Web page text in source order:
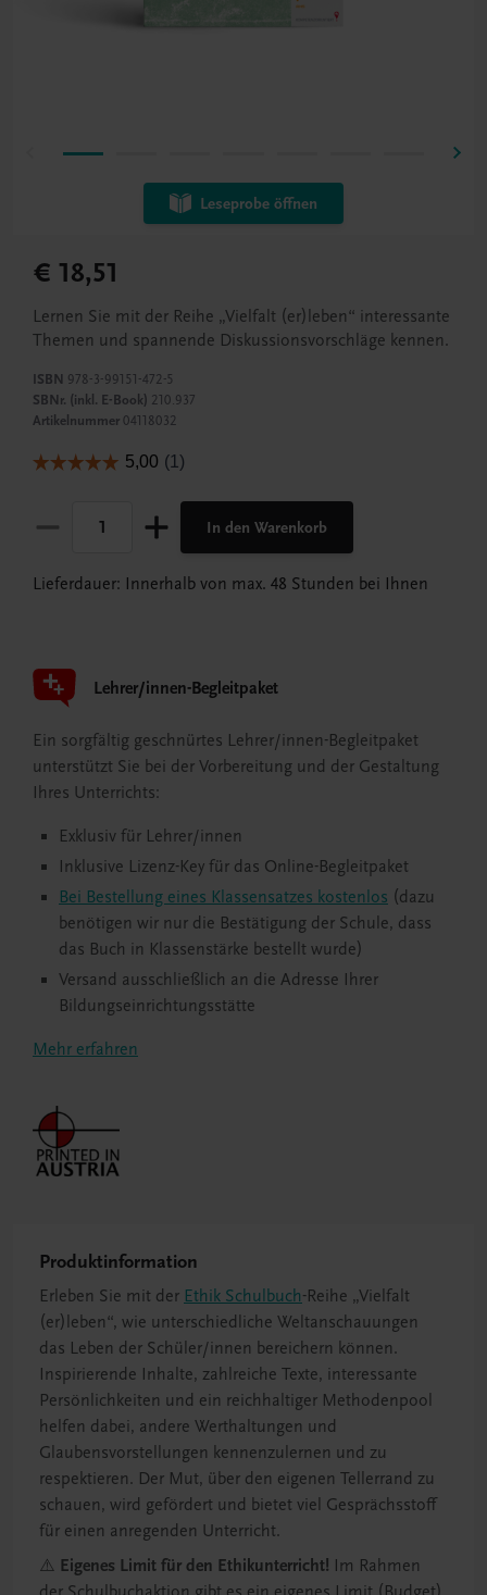
Leseprobe öffnen
€ 18,51
Lernen Sie mit der Reihe „Vielfalt (er)leben“ interessante
Themen und spannende Diskussionsvorschläge kennen.
ISBN 978-3-99151-472-5
SBNr. (inkl. E-Book) 210.937
Artikelnummer 04118032
In den Warenkorb
Lieferdauer: Innerhalb von max. 48 Stunden bei Ihnen
Lehrer/innen-Begleitpaket
Ein sorgfältig geschnürtes Lehrer/innen-Begleitpaket
unterstützt Sie bei der Vorbereitung und der Gestaltung
Ihres Unterrichts:
Exklusiv für Lehrer/innen
Inklusive Lizenz-Key für das Online-Begleitpaket
Bei Bestellung eines Klassensatzes kostenlos (dazu
benötigen wir nur die Bestätigung der Schule, dass
das Buch in Klassenstärke bestellt wurde)
Versand ausschließlich an die Adresse Ihrer
Bildungseinrichtungsstätte
Mehr erfahren
Produktinformation
Erleben Sie mit der Ethik Schulbuch-Reihe „Vielfalt
(er)leben“, wie unterschiedliche Weltanschauungen
das Leben der Schüler/innen bereichern können.
Inspirierende Inhalte, zahlreiche Texte, interessante
Persönlichkeiten und ein reichhaltiger Methodenpool
helfen dabei, andere Werthaltungen und
Glaubensvorstellungen kennenzulernen und zu
respektieren. Der Mut, über den eigenen Tellerrand zu
schauen, wird gefördert und bietet viel Gesprächsstoff
für einen anregenden Unterricht.
⚠️ Eigenes Limit für den Ethikunterricht! Im Rahmen